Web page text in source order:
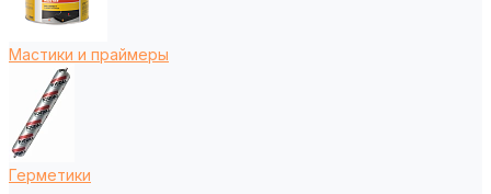
Мастики и праймеры
Герметики